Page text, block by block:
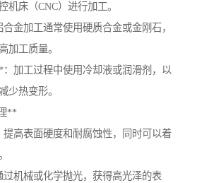
机床（CNC）进行加工。
金加工通常使用硬质合金或金刚石，
加工质量。
加工过程中使用冷却液或润滑剂，以
少热变形。
**
高表面硬度和耐腐蚀性，同时可以着
机械或化学抛光，获得高光泽的表